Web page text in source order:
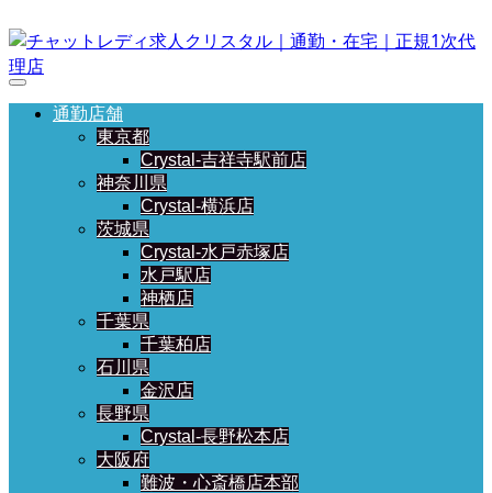
通勤店舗
東京都
Crystal-吉祥寺駅前店
神奈川県
Crystal-横浜店
茨城県
Crystal-水戸赤塚店
水戸駅店
神栖店
千葉県
千葉柏店
石川県
金沢店
長野県
Crystal-長野松本店
大阪府
難波・心斎橋店本部